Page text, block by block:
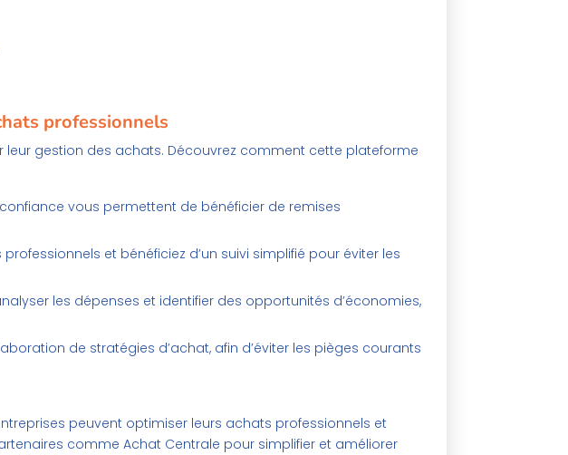
professionnels
gestion des achats. Découvrez comment cette plateforme
vous permettent de bénéficier de remises
et bénéficiez d’un suivi simplifié pour éviter les
les dépenses et identifier des opportunités d’économies,
de stratégies d’achat, afin d’éviter les pièges courants
peuvent optimiser leurs achats professionnels et
comme Achat Centrale pour simplifier et améliorer